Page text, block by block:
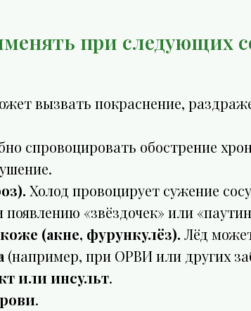
при следующих
вызвать покраснение,
спровоцировать обострение
Холод провоцирует сужение
«звёздочек» или
(акне, фурункулёз). Лёд
(например, при ОРВИ или других
или инсульт.
.